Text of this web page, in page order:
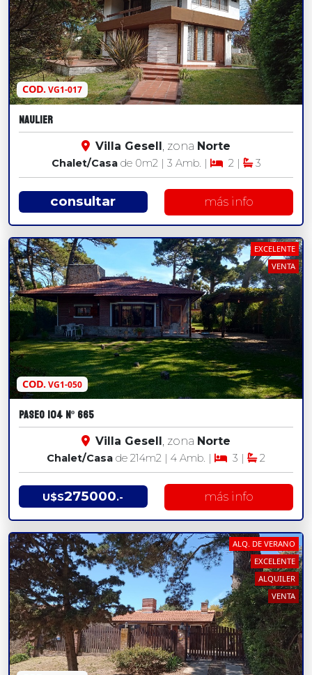
COD.VG1-017
NAULIER
Villa Gesell , zona Norte
Chalet/Casade 0m2| 3 Amb. | 2 | 3
consultar más info
COD.VG1-050
EXCELENTE
VENTA
PASEO 104 Nº 665
Villa Gesell, zona Norte
Chalet/Casa de 214m2 | 4 Amb. | 3 | 2
U$S275000.- más info
ALQ. DE VERANO
EXCELENTE
ALQUILER
VENTA